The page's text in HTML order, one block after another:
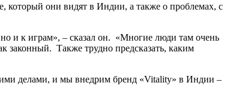
который они видят в Индии, а также о проблемах, с
и к играм», – сказал он. «Многие люди там очень
законный. Также трудно предсказать, каким
делами, и мы внедрим бренд «Vitality» в Индии –